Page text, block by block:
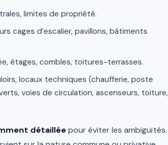
limites de propriété.
cages d’escalier, pavillons, bâtiments
étages, combles, toitures-terrasses.
locaux techniques (chaufferie, poste
voies de circulation, ascenseurs, toiture,
détailléepour éviter les ambiguïtés.